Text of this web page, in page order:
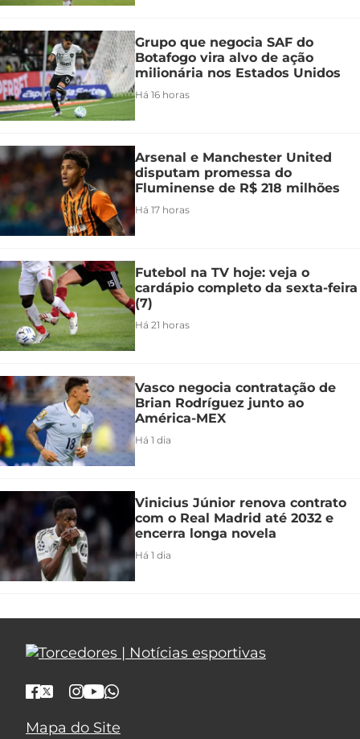
Grupo que negocia SAF do
Botafogo vira alvo de ação
milionária nos Estados Unidos
Há 16 horas
Arsenal e Manchester United
disputam promessa do
Fluminense de R$ 218 milhões
Há 17 horas
Futebol na TV hoje: veja o
cardápio completo da sexta-feira
(7)
Há 21 horas
Vasco negocia contratação de
Brian Rodríguez junto ao
América-MEX
Há 1 dia
Vinicius Júnior renova contrato
com o Real Madrid até 2032 e
encerra longa novela
Há 1 dia
Mapa do Site